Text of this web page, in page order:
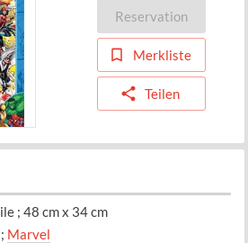
Reservation
Merkliste
Teilen
; 48 cm x 34 cm
Marvel